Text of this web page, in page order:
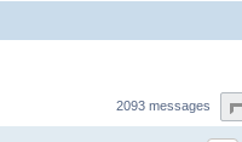
2093 messages